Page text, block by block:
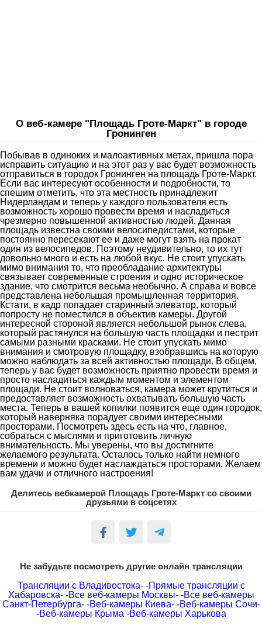
О веб-камере "Площадь Гроте-Маркт" в городе
Гронинген
Побывав в одиноких и малоактивных метах, пришла пора
исправить ситуацию и на этот раз у вас будет возможность
отправиться в городок Гронинген на площадь Гроте-Маркт.
Если вас интересуют особенности и подробности, то
спешим отметить, что эта местность принадлежит
Нидерландам и теперь у каждого пользователя есть
возможность хорошо провести время и насладиться
чрезмерно повышенной активностью людей. Данная
площадь известна своими велосипедистами, которые
постоянно пересекают ее и даже могут взять на прокат
один из велосипедов. Поэтому неудивительно, то их тут
довольно много и есть на любой вкус. Не стоит упускать
мимо внимания то, что преобладание архитектуры
связывает современные строения и одно историческое
здание, что смотрится весьма необычно. А справа и вовсе
представлена небольшая промышленная территория.
Кстати, в кадр попадает старинный элеватор, который
попросту не поместился в объектив камеры. Другой
интересной стороной является небольшой рынок слева,
который растянулся на большую часть площадки и пестрит
самыми разными красками. Не стоит упускать мимо
внимания и смотровую площадку, взобравшись на которую
можно наблюдать за всей активностью площади. В общем,
теперь у вас будет возможность приятно провести время и
просто насладиться каждым моментом и элементом
площади. Не стоит волноваться, камера может крутиться и
предоставляет возможность охватывать большую часть
места. Теперь в вашей копилки появится еще один городок,
который наверняка порадует своими интересными
просторами. Посмотреть здесь есть на что, главное,
собраться с мыслями и приготовить личную
внимательность. Мы уверены, что вы достигните
желаемого результата. Осталось только найти немного
времени и можно будет наслаждаться просторами. Желаем
вам удачи и отличного настроения!
Делитесь вебкамерой Площадь Гроте-Маркт со своими
друзьями в соцсетях
Не забудьте посмотреть другие онлайн трансляции
Трансляции с Владивостока- -Прямые трансляции с
Хабаровска- -Все веб-камеры Москвы- -Все веб-камеры
Санкт-Петербурга- -Веб-камеры Киева- -Веб-камеры Сочи-
-Веб-камеры Крыма -Веб-камеры Харькова